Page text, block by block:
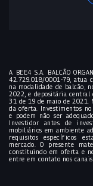
A BEE4 S.A. BALCÃO
42.729.018/0001-79, atua
na modalidade de balcão,
2022, e depositária central
31 de 19 de maio de 2021.
da oferta. Investimentos
e podem não ser
Investidor antes de
mobiliários em ambiente
requisitos específicos
mercado. O presente
constituindo em oferta e
entre em contato nos